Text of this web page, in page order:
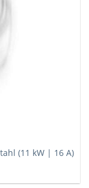
(11 kW | 16 A)